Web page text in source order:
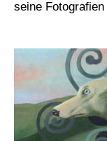
seine